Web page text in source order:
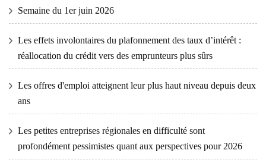
Semaine du 1er juin 2026
Les effets involontaires du plafonnement des taux d’intérêt :
réallocation du crédit vers des emprunteurs plus sûrs
Les offres d'emploi atteignent leur plus haut niveau depuis deux
ans
Les petites entreprises régionales en difficulté sont
profondément pessimistes quant aux perspectives pour 2026